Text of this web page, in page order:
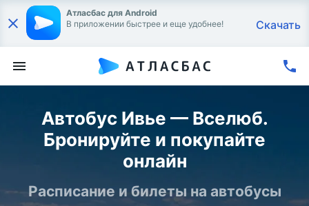
Атласбас для Android
В приложении быстрее и еще удобнее!
Скачать
Автобус Ивье — Вселюб.
Бронируйте и покупайте
онлайн
Расписание и билеты на автобусы